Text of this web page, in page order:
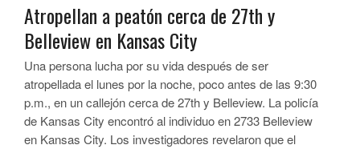
Atropellan a peatón cerca de 27th y
Belleview en Kansas City
Una persona lucha por su vida después de ser
atropellada el lunes por la noche, poco antes de las 9:30
p.m., en un callejón cerca de 27th y Belleview. La policía
de Kansas City encontró al individuo en 2733 Belleview
en Kansas City. Los investigadores revelaron que el